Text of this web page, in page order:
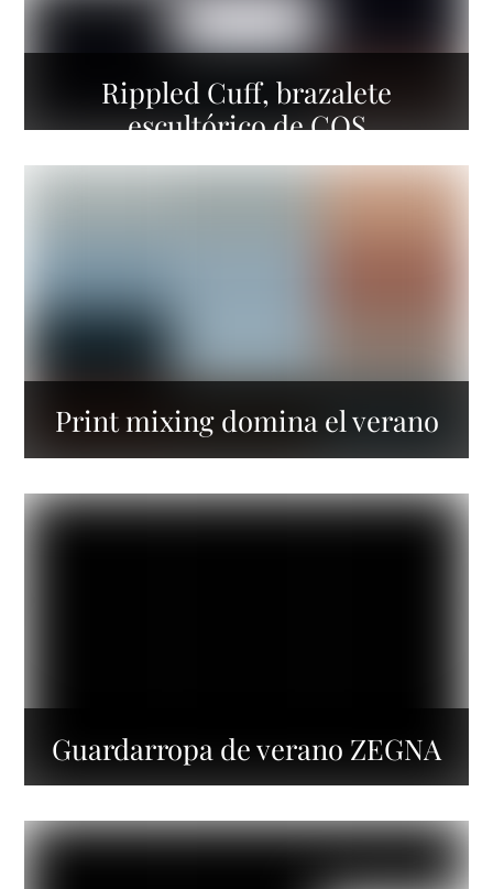
Rippled Cuff, brazalete
escultórico de COS
Print mixing domina el verano
Guardarropa de verano ZEGNA